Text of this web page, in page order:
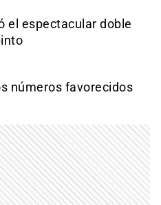
el espectacular doble
números favorecidos